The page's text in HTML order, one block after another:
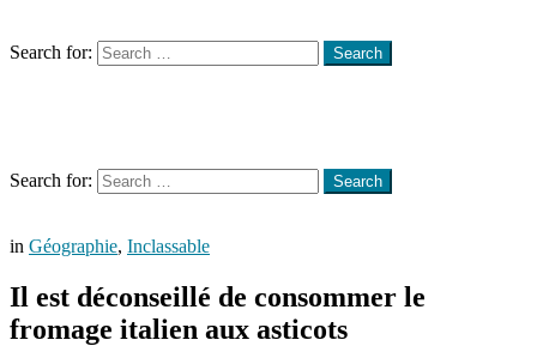
Search for:
Search
Search for:
Search
in Géographie, Inclassable
Il est déconseillé de consommer le
fromage italien aux asticots